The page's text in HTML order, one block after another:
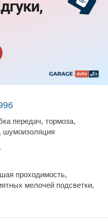
передач, тормоза,
шумоизоляция
проходимость,
мелочей подсветки,